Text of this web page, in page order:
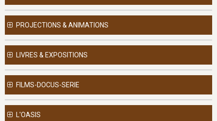
PROJECTIONS & ANIMATIONS
LIVRES & EXPOSITIONS
FILMS-DOCUS-SERIE
L'OASIS